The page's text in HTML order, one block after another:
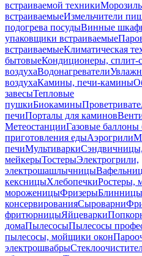
встраиваемой техники
встраиваемыеИзмельчители
подогрева посудыВинные
упаковщики встраиваемые
встраиваемыеКлиматическая
бытовыеКондиционеры, сплит-
воздухаВодонагреватели
воздухаКамины, печи-камины
завесыТепловые
пушкиБиокамины
печиПорталы для каминов
МетеостанцииГазовые
приготовления едыАэрогрили
печиМультиварки
мейкерыТостерыЭлектрогрили,
электрошашлычницы
кексницыХлебопечкиРостеры,
мороженицыФризерыБлинницы
консервированияСыроварни
фритюрницыЯйцеварки
домаПылесосыПылесосы
пылесосы, мойщики окон
электрошвабры